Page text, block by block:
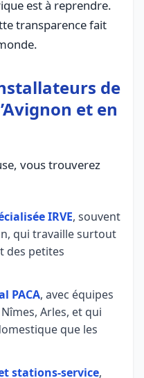
est à reprendre.
transparence fait
de
et en
vous trouverez
IRVE, souvent
qui travaille surtout
des petites
PACA, avec équipes
Arles, et qui
que les
stations-service,